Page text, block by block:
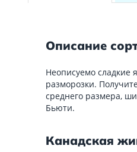
Описание
Неописуемо сладкие
разморозки.
среднего размера,
Бьюти.
Канадская